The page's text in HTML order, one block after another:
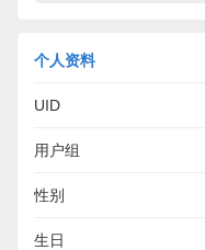
个人资料
UID
用户组
性别
生日